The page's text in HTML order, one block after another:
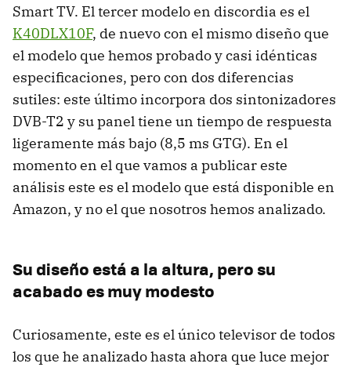
Smart TV. El tercer modelo en discordia es el
K40DLX10F, de nuevo con el mismo diseño que
el modelo que hemos probado y casi idénticas
especificaciones, pero con dos diferencias
sutiles: este último incorpora dos sintonizadores
DVB-T2 y su panel tiene un tiempo de respuesta
ligeramente más bajo (8,5 ms GTG). En el
momento en el que vamos a publicar este
análisis este es el modelo que está disponible en
Amazon, y no el que nosotros hemos analizado.
Su diseño está a la altura, pero su
acabado es muy modesto
Curiosamente, este es el único televisor de todos
los que he analizado hasta ahora que luce mejor